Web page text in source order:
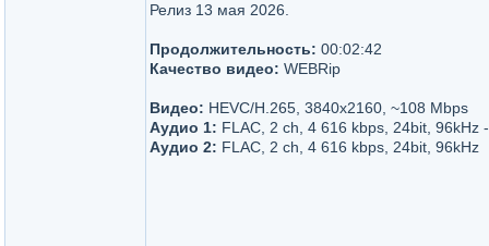
Релиз 13 мая 2026.
Продолжительность: 00:02:42
Качество видео: WEBRip
Видео: HEVC/H.265, 3840x2160, ~108 Mbps
Аудио 1: FLAC, 2 ch, 4 616 kbps, 24bit, 96kHz
Аудио 2: FLAC, 2 ch, 4 616 kbps, 24bit, 96kHz